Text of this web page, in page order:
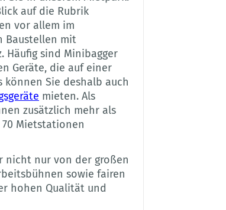
auf die Rubrik
vor allem im
Baustellen mit
Häufig sind Minibagger
Geräte, die auf einer
Sie deshalb auch
mieten. Als
zusätzlich mehr als
Mietstationen
nicht nur von der großen
sowie fairen
hohen Qualität und